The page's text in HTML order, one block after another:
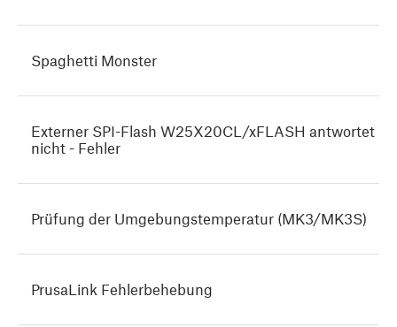
Spaghetti Monster
Externer SPI-Flash W25X20CL/xFLASH antwortet
nicht - Fehler
Prüfung der Umgebungstemperatur (MK3/MK3S)
PrusaLink Fehlerbehebung